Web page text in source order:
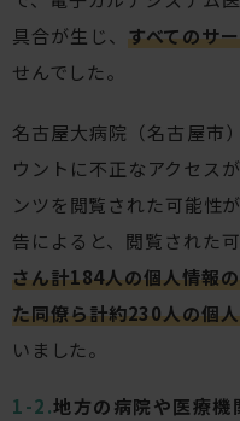
具合が生じ、 すべてのサ
せんでした。
名古屋大病院（名古屋市
ウントに不正なアクセス
ンツを閲覧された可能性
告によると、閲覧された
さん計184人の個人情報
た同僚ら計約230人の個
いました。
地方の病院や医療機